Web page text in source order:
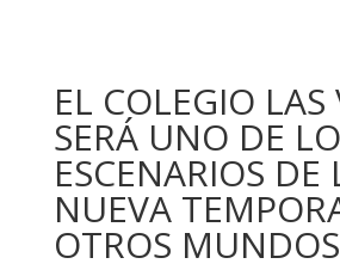
EL COLEGIO LAS
SERÁ UNO DE
ESCENARIOS DE
NUEVA
OTROS MUNDOS